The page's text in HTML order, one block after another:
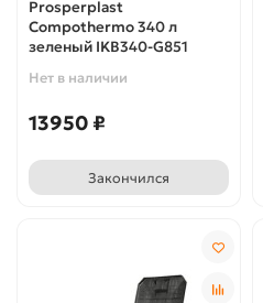
Prosperplast
Compothermo 340 л
зеленый IKB340-G851
Нет в наличии
13950 ₽
Закончился